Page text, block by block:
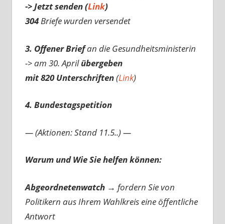
-> Jetzt senden (Link)
304Briefe wurden versendet
3. Offener Briefan die Gesundheitsministerin
-> am 30. Aprilübergeben
mit 820 Unterschriften(Link)
4. Bundestagspetition
— (Aktionen: Stand 11.5..) —
Warum und Wie Sie helfen können:
Abgeordnetenwatch → fordern Sie von
Politikern aus Ihrem Wahlkreis eine öffentliche
Antwort